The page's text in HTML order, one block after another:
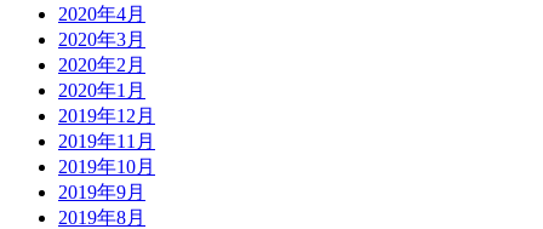
2020年4月
2020年3月
2020年2月
2020年1月
2019年12月
2019年11月
2019年10月
2019年9月
2019年8月